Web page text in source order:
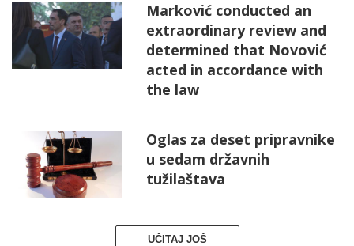
Marković conducted an
extraordinary review and
determined that Novović
acted in accordance with
the law
Oglas za deset pripravnike
u sedam državnih
tužilaštava
UČITAJ JOŠ